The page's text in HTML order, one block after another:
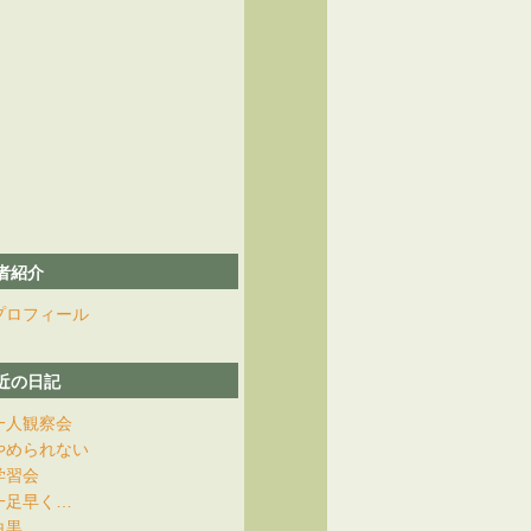
紹介
ロフィール
の日記
人観察会
められない
習会
足早く…